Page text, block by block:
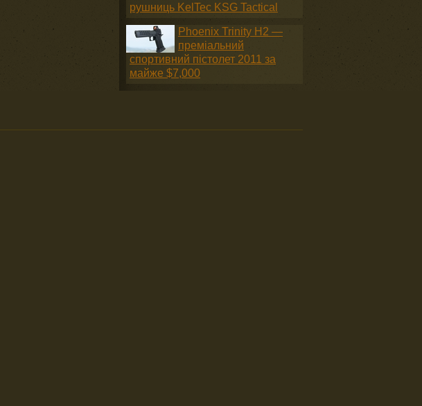
рушниць KelTec KSG Tactical
Phoenix Trinity H2 —
преміальний
спортивний пістолет 2011 за
майже $7,000